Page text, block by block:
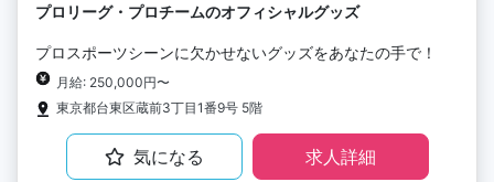
プロリーグ・プロチームのオフィシャルグッズ
プロスポーツシーンに欠かせないグッズをあなたの手で！
月給: 250,000円〜
東京都台東区蔵前3丁目1番9号 5階
気になる 求人詳細